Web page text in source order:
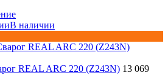
В наличии
REAL ARC 220 (Z243N) 13 069